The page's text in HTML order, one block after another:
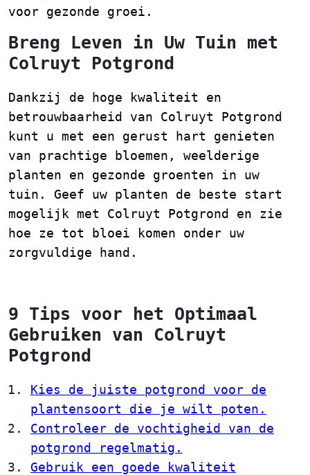
voor gezonde groei.
Breng Leven in Uw Tuin met
Colruyt Potgrond
Dankzij de hoge kwaliteit en
betrouwbaarheid van Colruyt Potgrond
kunt u met een gerust hart genieten
van prachtige bloemen, weelderige
planten en gezonde groenten in uw
tuin. Geef uw planten de beste start
mogelijk met Colruyt Potgrond en zie
hoe ze tot bloei komen onder uw
zorgvuldige hand.
9 Tips voor het Optimaal
Gebruiken van Colruyt
Potgrond
Kies de juiste potgrond voor de
plantensoort die je wilt poten.
Controleer de vochtigheid van de
potgrond regelmatig.
Gebruik een goede kwaliteit